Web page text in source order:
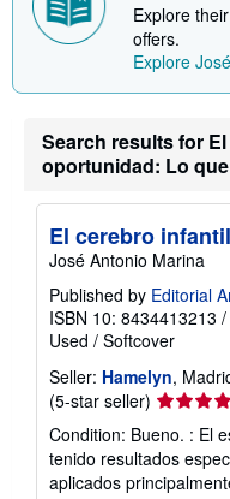
Explore
offers.
Explore
Search results for
oportunidad: Lo
El cerebro
José Antonio Marina
Published by Editorial
ISBN 10: 8434413213 /
Used / Softcover
Seller: Hamelyn,
(5-star seller) Seller
5
out
Condition: Bueno. : El
tenido resultados
aplicados